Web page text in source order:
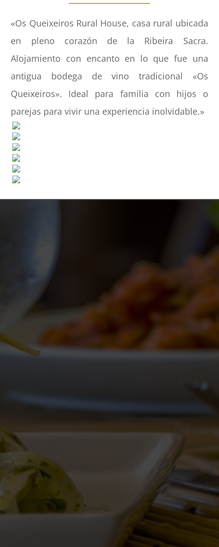
«Os Queixeiros Rural House, casa rural ubicada
en pleno corazón de la Ribeira Sacra.
Alojamiento con encanto en lo que fue una
antigua bodega de vino tradicional «Os
Queixeiros». Ideal para familia con hijos o
parejas para vivir una experiencia inolvidable.»